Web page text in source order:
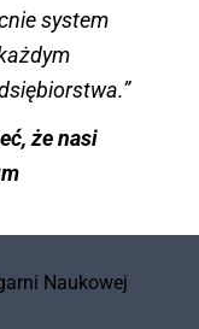
system
że nasi
Naukowej